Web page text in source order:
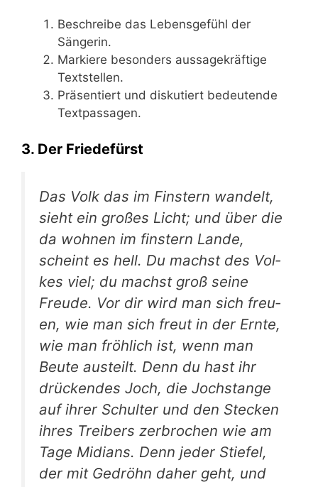
Beschrei­be das Lebens­ge­fühl der
Sängerin.
Mar­kie­re beson­ders aus­sa­ge­kräf­ti­ge
Textstellen.
Prä­sen­tiert und dis­ku­tiert bedeu­ten­de
Textpassagen.
3. Der Friedefürst
Das Volk das im Fins­tern wan­delt,
sieht ein gro­ßes Licht; und über die
da woh­nen im fins­tern Lan­de,
scheint es hell. Du machst des Vol­
kes viel; du machst groß sei­ne
Freu­de. Vor dir wird man sich freu­
en, wie man sich freut in der Ern­te,
wie man fröh­lich ist, wenn man
Beu­te aus­teilt. Denn du hast ihr
drü­cken­des Joch, die Joch­stan­ge
auf ihrer Schul­ter und den Ste­cken
ihres Trei­bers zer­bro­chen wie am
Tage Midi­ans. Denn jeder Stie­fel,
der mit Gedröhn daher geht, und